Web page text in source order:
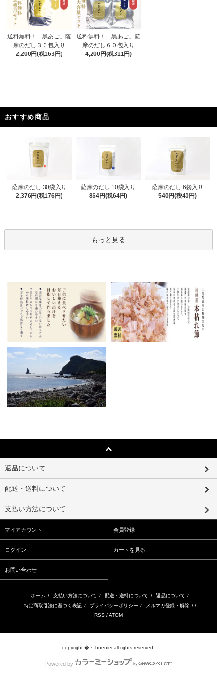
送料無料！「黒あご」薩
摩のだし３０包入り
2,200円(税163円)
送料無料！「黒あご」薩
摩のだし６０包入り
4,200円(税311円)
おすすめ商品
薩摩のだし 30袋入り
2,376円(税176円)
薩摩のだし 10袋入り
864円(税64円)
薩摩のだし 6袋入り
540円(税40円)
もっと見る
返品について
配送・送料について
支払い方法について
マイアカウント 会員登録
ログイン カートを見る
お問い合わせ
ホーム / 支払い方法について / 配送・送料について / 返品について /
特定商取引法に基づく表記 / プライバシーポリシー / メルマガ登録・解除 / /
RSS / ATOM
copyright �・ buentei all rights reserved.
Powered by